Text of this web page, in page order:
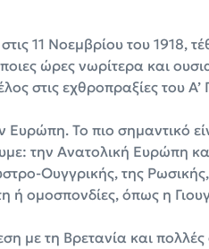
11 Νοεμβρίου του
ώρες νωρίτερα και
στις εχθροπραξίες του
Ευρώπη. Το πιο σημαντικό
την Ανατολική
Ουγγρικής, της
ή ομοσπονδίες, όπως η
με τη Βρετανία και